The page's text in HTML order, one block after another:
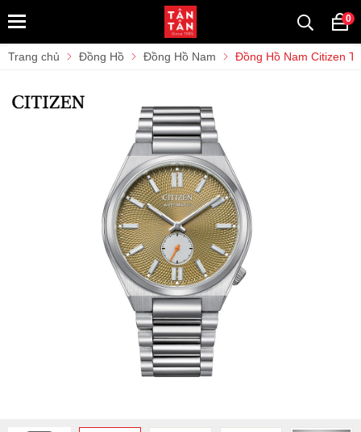
0
Trang chủ Đồng Hồ Đồng Hồ Nam Đồng Hồ Nam Citizen